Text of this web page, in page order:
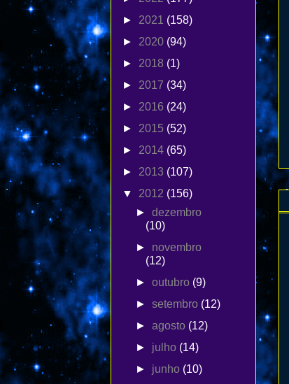
► 2021 (158)
► 2020 (94)
► 2018 (1)
► 2017 (34)
► 2016 (24)
► 2015 (52)
► 2014 (65)
► 2013 (107)
▼ 2012 (156)
►dezembro
(10)
► novembro
(12)
►outubro (9)
►setembro (12)
►agosto (12)
► julho (14)
► junho (10)